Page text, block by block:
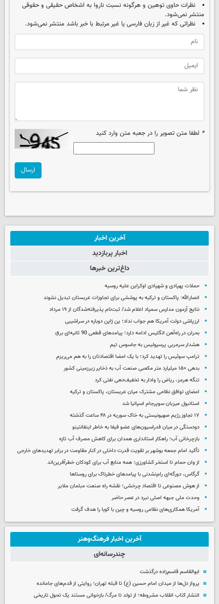
نظرات حاوی توهین و هرگونه نسبت ناروا به اشخاص حقیقی و حقوقی
منتشر نمی‌شود.
نظراتی که غیر از زبان فارسی یا غیر مرتبط با خبر باشد منتشر نمی‌شود.
* لطفا متن تصویر را در جعبه متن وارد کنید
ارسال
آخرین اخبار
اخبار پربازدید
داغ‌ترین خبرها
حملات پهپادی و شهپادی اوکراین علیه روسیه
انصارالله: پاکستان و ترکیه به پوششی برای تجاوزات عربستان تبدیل نشوند
نتایج آزمون مدارس سمپاد اعلام شد/ ثبت‌نام پذیرفته‌شدگان از ۱۹ مرداد
ارزپاشی دولت آمریکا هم جواب نداد؛ ین ژاپن دوباره در سراشیبی
بحران در راه‌آهن انگلیس ادامه دارد؛ پیامدهای قطعی 90 ثانیه‌ای برق
هشدار سرمربی پرسپولیس به جاسوس تیم
ترامپ سوئیس را تهدید کرد؛ با یک امضا اقتصادتان را به هم می‌ریزم
بدهی ۱۵۰ میلیارد متر مکعبی صنعت آب به ذخایر زیرزمینی کشور
تنگه هرمز، ریاض را وادار به تخفیف‌دهی نفتی کرد
امضای توافق نظامی مشترک میان عربستان، پاکستان و ترکیه
استانبول میزبان سوپرجام اسپانیا شد
۱۷ تجاوز رژیم صهیونیستی به خاک سوریه در ۴۸ ساعت گذشته
دودستگی در میان فدراسیون‌های عضو فیفا به خاطر اینفانتینو
بازچرخانی آب؛ راهکار استانداری همدان برای کاهش مصرف آب تازه
تأکید امام جمعه بوشهر بر تقویت قدرت داخلی در کنار مقاومت در برابر تهدیدهای خارجی
از وان حمام تا استخر کشاورزی؛ همه منابع آب برای کودکان خطرآفرین‌اند
گرگاس، دورگه‌ای رام‌نشدنی با پیامدهای خطرناک برای روستاها
از هوش مصنوعی تا اقتصاد چرخشی؛ نقشه راه صنعت مبلمان ملایر
وحدت ملی جبهه اصلی نبرد در عصر حاضر
آمریکا همکاری‌های نظامی روسیه و چین با کوبا را هدف گرفت
آخرین اخبار فرهنگ‌وهنر
چندرسانه‌ای
ابوالقاسم قاسم‌زاده درگذشت
پرواز دل‌ها از میدان امام حسین (ع) تا قبله تهران؛ روایتی از قدم‌های جامانده
انتشار کتاب انقلاب مشروطه؛ از تولد تا مرگ/ بازخوانی مستند یک تحول تاریخی